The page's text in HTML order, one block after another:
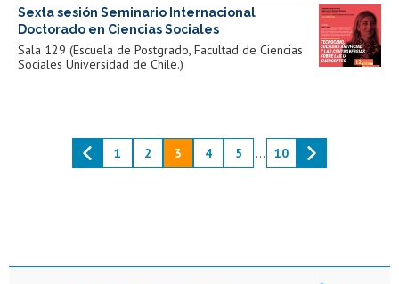
Sexta sesión Seminario Internacional
Doctorado en Ciencias Sociales
Sala 129 (Escuela de Postgrado, Facultad de Ciencias
Sociales Universidad de Chile.)
1 2 3 4 5 ... 10